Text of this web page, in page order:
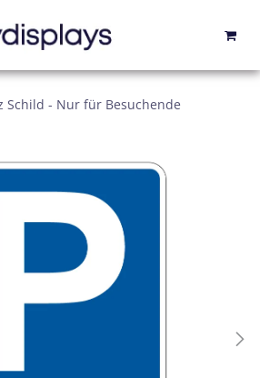
Schild - Nur für Besuchende